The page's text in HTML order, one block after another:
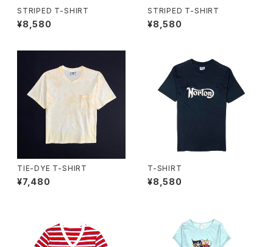
STRIPED T-SHIRT
¥8,580
STRIPED T-SHIRT
¥8,580
TIE-DYE T-SHIRT
¥7,480
T-SHIRT
¥8,580